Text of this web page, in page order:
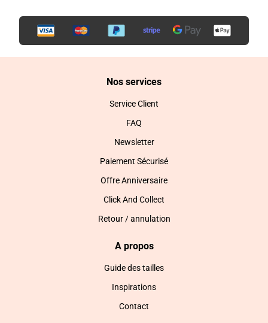
Nos services
Service Client
FAQ
Newsletter
Paiement Sécurisé
Offre Anniversaire
Click And Collect
Retour / annulation
A propos
Guide des tailles
Inspirations
Contact